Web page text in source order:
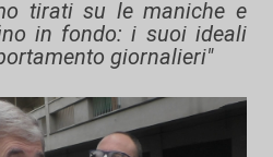
tirati su le maniche e
in fondo: i suoi ideali
giornalieri"